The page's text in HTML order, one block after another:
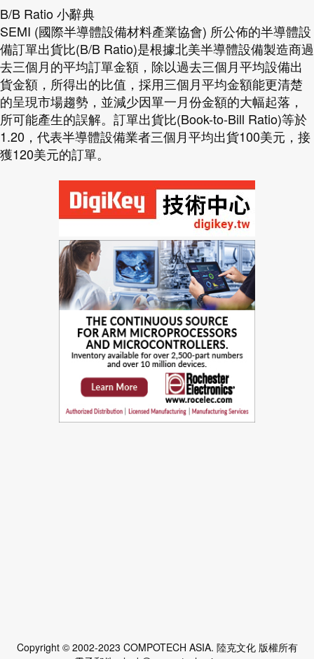
B/B Ratio 小辭典
SEMI (國際半導體設備材料產業協會) 所公佈的半導體設
備訂單出貨比(B/B Ratio)是根據北美半導體設備製造商過
去三個月的平均訂單金額，除以過去三個月平均設備出
貨金額，所得出的比值，採用三個月平均金額能更清楚
的呈現市場趨勢，並減少因單一月份金額的大幅起落，
所可能產生的誤解。訂單出貨比(Book-to-Bill Ratio)等於
1.20，代表半導體設備業者三個月平均出貨100美元，接
獲120美元的訂單。
Copyright © 2002-2023 COMPOTECH ASIA. 陸克文化 版權所有